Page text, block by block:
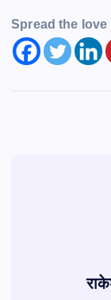
Spread the love